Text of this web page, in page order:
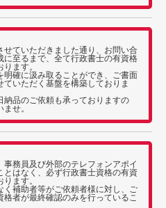
ていただきました通り、お問い合
に至るまで、全て行政書士の有資格
ます。
明確に汲み取ることができ、ご書面
いただく基盤を構築しておりま
納品のご依頼も承っておりますの
せ。
務員及び外部のテレフォンアポイ
とはなく、必ず行政書士資格の有資
ます。
補助者等がご依頼者様に対し、ご
者が最終確認のみを行っているこ